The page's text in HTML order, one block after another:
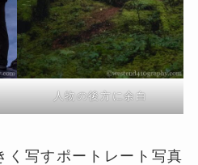
人物の後方に余白
く写すポートレート写真